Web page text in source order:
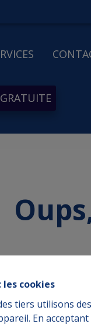
les cookies
tiers utilisons
En